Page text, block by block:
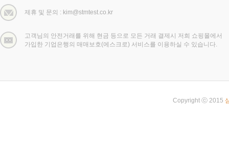
제휴 및 문의 : kim@stmtest.co.kr
고객님의 안전거래를 위해 현금 등으로 모든 거래 결제시 저희 쇼핑몰에서
가입한 기업은행의 매매보호(에스크로) 서비스를 이용하실 수 있습니다.
Copyright ⓒ 2015